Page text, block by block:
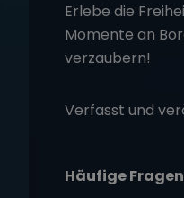
Erlebe die
Momente an
verzaubern!
Verfasst und
Häufige